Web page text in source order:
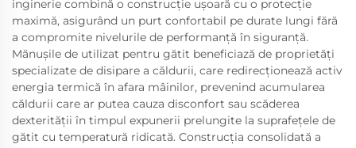
inginerie combină o construcție ușoară cu o protecție
maximă, asigurând un purt confortabil pe durate lungi fără
a compromite nivelurile de performanță în siguranță.
Mănușile de utilizat pentru gătit beneficiază de proprietăți
specializate de disipare a căldurii, care redirecționează activ
energia termică în afara mâinilor, prevenind acumularea
căldurii care ar putea cauza disconfort sau scăderea
dexterității în timpul expunerii prelungite la suprafețele de
gătit cu temperatură ridicată. Construcția consolidată a